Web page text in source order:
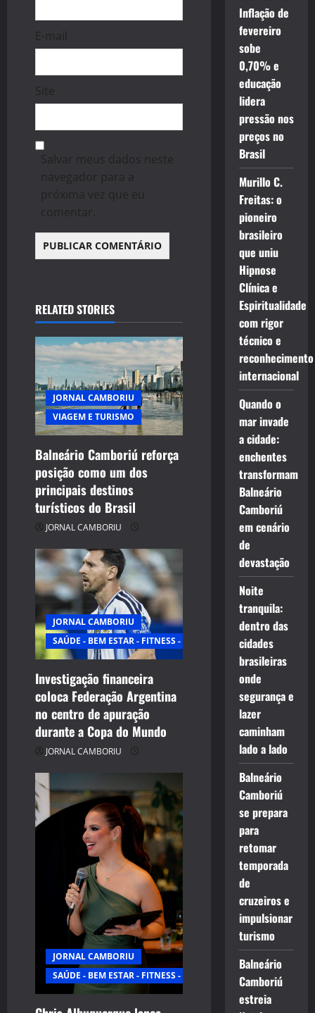
E-mail
Site
Salvar meus dados neste
navegador para a
próxima vez que eu
comentar.
RELATED STORIES
JORNAL CAMBORIU
VIAGEM E TURISMO
Balneário Camboriú reforça
posição como um dos
principais destinos
turísticos do Brasil
JORNAL CAMBORIU
JORNAL CAMBORIU
SAÚDE - BEM ESTAR - FITNESS - ESPORTE
Investigação financeira
coloca Federação Argentina
no centro de apuração
durante a Copa do Mundo
JORNAL CAMBORIU
JORNAL CAMBORIU
SAÚDE - BEM ESTAR - FITNESS - ESPORTE
Inflação de
fevereiro
sobe
0,70% e
educação
lidera
pressão nos
preços no
Brasil
Murillo C.
Freitas: o
pioneiro
brasileiro
que uniu
Hipnose
Clínica e
Espiritualidade
com rigor
técnico e
reconhecimento
internacional
Quando o
mar invade
a cidade:
enchentes
transformam
Balneário
Camboriú
em cenário
de
devastação
Noite
tranquila:
dentro das
cidades
brasileiras
onde
segurança e
lazer
caminham
lado a lado
Balneário
Camboriú
se prepara
para
retomar
temporada
de
cruzeiros e
impulsionar
turismo
Balneário
Camboriú
estreia